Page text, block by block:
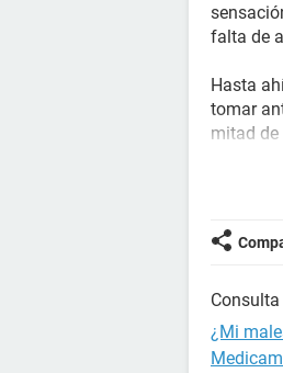
falta de
Hasta
tomar
mitad
No es
dosis
¿Mi